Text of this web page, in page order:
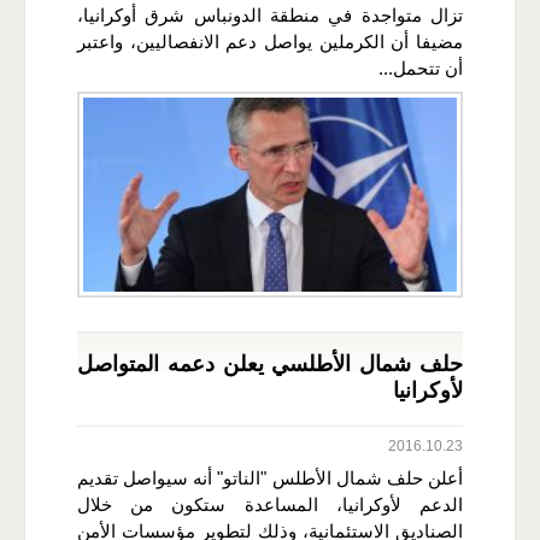
تزال متواجدة في منطقة الدونباس شرق أوكرانيا،
مضيفا أن الكرملين يواصل دعم الانفصاليين، واعتبر
أن تتحمل...
حلف شمال الأطلسي يعلن دعمه المتواصل
لأوكرانيا
2016.10.23
أعلن حلف شمال الأطلس "الناتو" أنه سيواصل تقديم
الدعم لأوكرانيا، المساعدة ستكون من خلال
الصناديق الاستئمانية، وذلك لتطوير مؤسسات الأمن